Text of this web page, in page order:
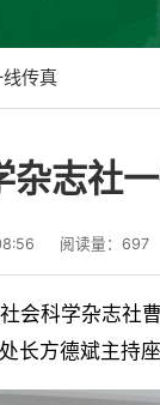
传真
杂志社
阅读量：697
会科学杂志社
长方德斌主持座